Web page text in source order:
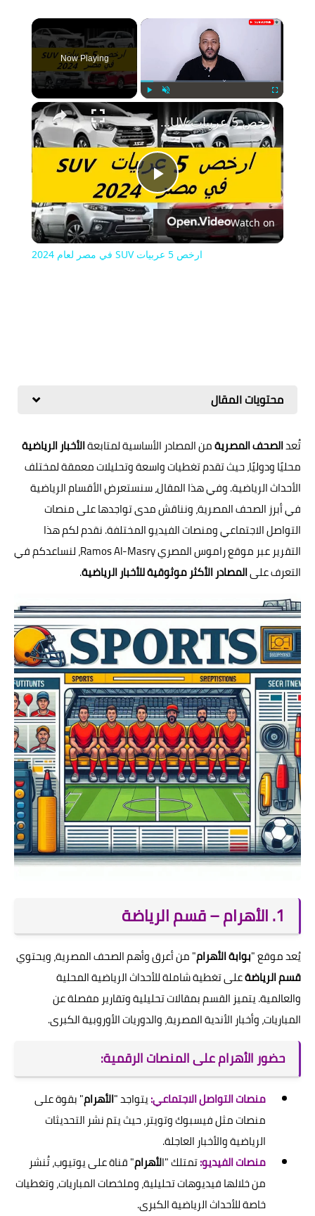
×
Fullscreen
Now Playing
Play
Video
ارخص 5 عربيات SUV في مصر لعام 2024
Watch on
ارخص 5 عربيات SUV في مصر لعام 2024
محتويات المقال
تُعدالصحف المصريةمن المصادر الأساسية لمتابعةالأخبار الرياضية
محليًا ودوليًا، حيث تقدم تغطيات واسعة وتحليلات معمقة لمختلف
الأحداث الرياضية. وفي هذا المقال، سنستعرض الأقسام الرياضية
في أبرز الصحف المصرية، ونناقش مدى تواجدها على منصات
التواصل الاجتماعي ومنصات الفيديو المختلفة. نقدم لكم هذا
التقرير عبر موقع راموس المصري Ramos Al-Masry، لنساعدكم في
التعرف علىالمصادر الأكثر موثوقية للأخبار الرياضية.
1. الأهرام – قسم الرياضة
يُعد موقع "بوابة الأهرام" من أعرق وأهم الصحف المصرية، ويحتوي
قسم الرياضةعلى تغطية شاملة للأحداث الرياضية المحلية
والعالمية. يتميز القسم بمقالات تحليلية وتقارير مفصلة عن
المباريات، وأخبار الأندية المصرية، والدوريات الأوروبية الكبرى.
حضور الأهرام على المنصات الرقمية:
منصات التواصل الاجتماعي:يتواجد "الأهرام" بقوة على
منصات مثل فيسبوك وتويتر، حيث يتم نشر التحديثات
الرياضية والأخبار العاجلة.
منصات الفيديو:تمتلك "الأهرام" قناة على يوتيوب، تُنشر
من خلالها فيديوهات تحليلية، وملخصات المباريات، وتغطيات
خاصة للأحداث الرياضية الكبرى.